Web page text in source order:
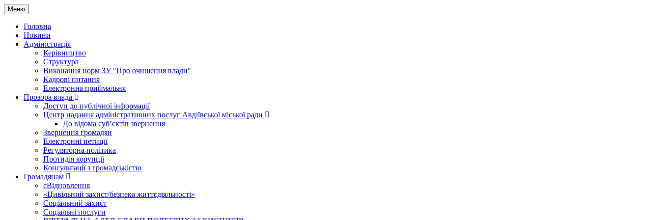
Меню
Головна
Новини
Адміністрація
Керівництво
Структура
Виконання норм ЗУ "Про очищення влади"
Кадрові питання
Електронна приймальня
Прозора влада
Доступ до публічної інформації
Центр надання адміністративних послуг Авдіївської міської ради
До відома суб’єктів звернення
Звернення громадян
Електронні петиції
Регуляторна політика
Протидія корупції
Консультації з громадськістю
Громадянам
єВідновлення
«Цивільний захист/безпека життєдіяльності»
Соціальний захист
Соціальні послуги